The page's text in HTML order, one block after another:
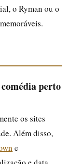
o Ryman ou o
perto
os sites
Além disso,
e